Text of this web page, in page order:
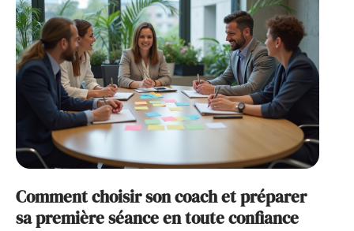
Comment choisir son coach et préparer
sa première séance en toute confiance